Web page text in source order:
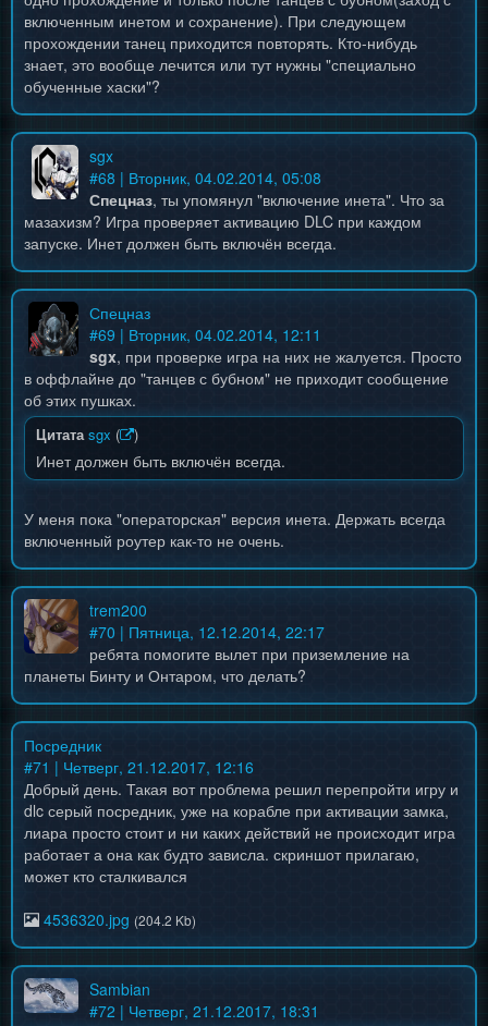
включенным инетом и сохранение). При следующем
прохождении танец приходится повторять. Кто-нибудь
знает, это вообще лечится или тут нужны "специально
обученные хаски"?
sgx
#68 | Вторник, 04.02.2014, 05:08
Спецназ, ты упомянул "включение инета". Что за
мазахизм? Игра проверяет активацию DLC при каждом
запуске. Инет должен быть включён всегда.
Спецназ
#69 | Вторник, 04.02.2014, 12:11
sgx, при проверке игра на них не жалуется. Просто
в оффлайне до "танцев с бубном" не приходит сообщение
об этих пушках.
Цитата sgx ( )
Инет должен быть включён всегда.
У меня пока "операторская" версия инета. Держать всегда
включенный роутер как-то не очень.
trem200
#70 | Пятница, 12.12.2014, 22:17
ребята помогите вылет при приземление на
планеты Бинту и Онтаром, что делать?
Посредник
#71 | Четверг, 21.12.2017, 12:16
Добрый день. Такая вот проблема решил перепройти игру и
dlc серый посредник, уже на корабле при активации замка,
лиара просто стоит и ни каких действий не происходит игра
работает а она как будто зависла. скриншот прилагаю,
может кто сталкивался
4536320.jpg (204.2 Kb)
Sambian
#72 | Четверг, 21.12.2017, 18:31